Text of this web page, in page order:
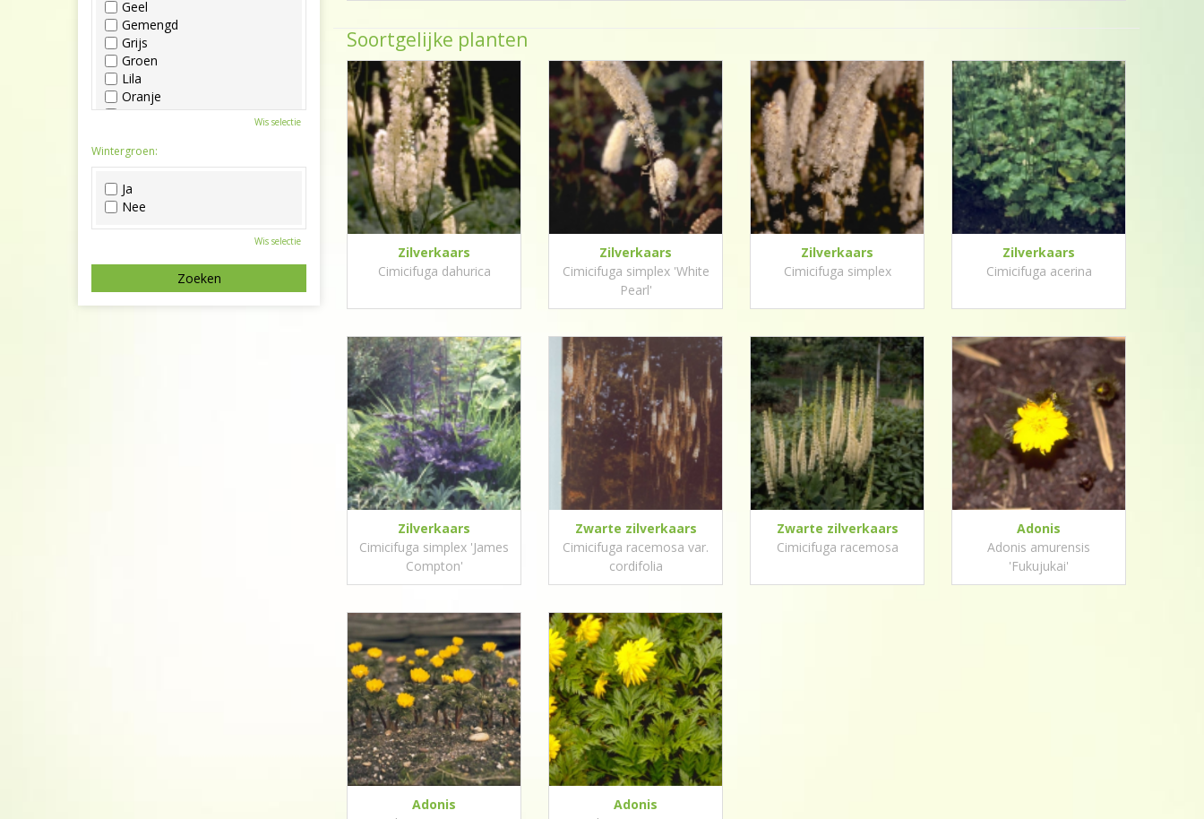
Soortgelijke planten
Zilverkaars
Cimicifuga dahurica
Zilverkaars
Cimicifuga simplex 'White
Pearl'
Zilverkaars
Cimicifuga simplex
Zilverkaars
Cimicifuga acerina
Zilverkaars
Cimicifuga simplex 'James
Compton'
Zwarte zilverkaars
Cimicifuga racemosa var.
cordifolia
Zwarte zilverkaars
Cimicifuga racemosa
Adonis
Adonis amurensis
'Fukujukai'
Adonis
Adonis
Geel
Gemengd
Grijs
Groen
Lila
Oranje
Paars
Roze
Wit
Zwart
Wis selectie
Wintergroen:
Ja
Nee
Wis selectie